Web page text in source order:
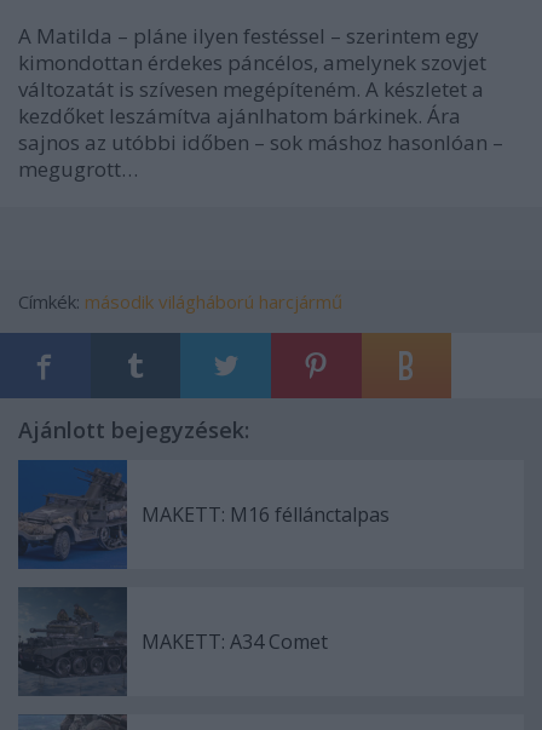
A Matilda – pláne ilyen festéssel – szerintem egy
kimondottan érdekes páncélos, amelynek szovjet
változatát is szívesen megépíteném. A készletet a
kezdőket leszámítva ajánlhatom bárkinek. Ára
sajnos az utóbbi időben – sok máshoz hasonlóan –
megugrott…
Címkék: második világháború harcjármű
Ajánlott bejegyzések:
MAKETT: M16 féllánctalpas
MAKETT: A34 Comet